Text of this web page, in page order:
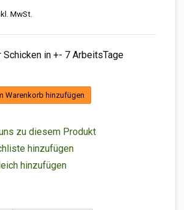
MwSt.
in +- 7 ArbeitsTage
Warenkorb hinzufügen
zu diesem Produkt
hinzufügen
hinzufügen